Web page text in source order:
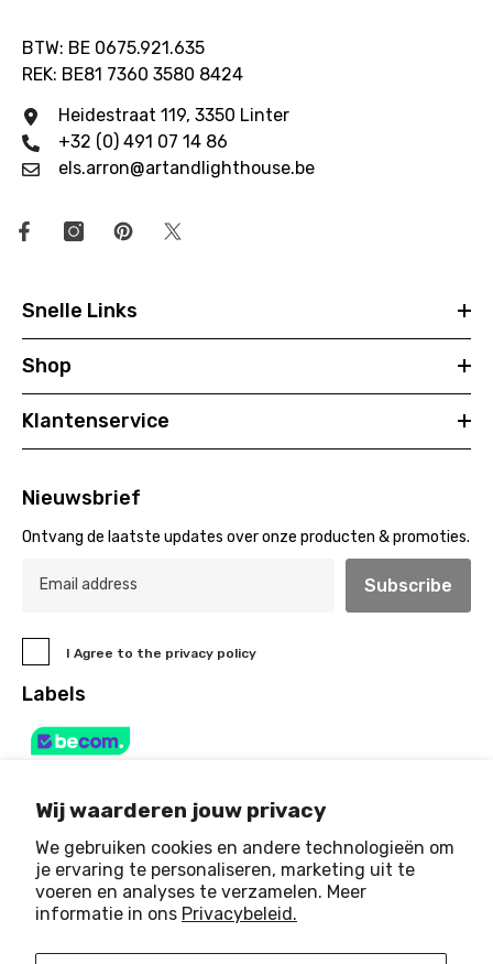
Wij waarderen jouw privacy
We gebruiken cookies en andere technologieën om
je ervaring te personaliseren, marketing uit te
voeren en analyses te verzamelen. Meer
informatie in ons Privacybeleid.
BTW: BE 0675.921.635
REK: BE81 7360 3580 8424
Heidestraat 119, 3350 Linter
+32 (0) 491 07 14 86
els.arron@artandlighthouse.be
Snelle Links
Shop
Klantenservice
Nieuwsbrief
Ontvang de laatste updates over onze producten & promoties.
Subscribe
I Agree to the privacy policy
Labels
© 2025 Art & Light House. All Rights Reserved